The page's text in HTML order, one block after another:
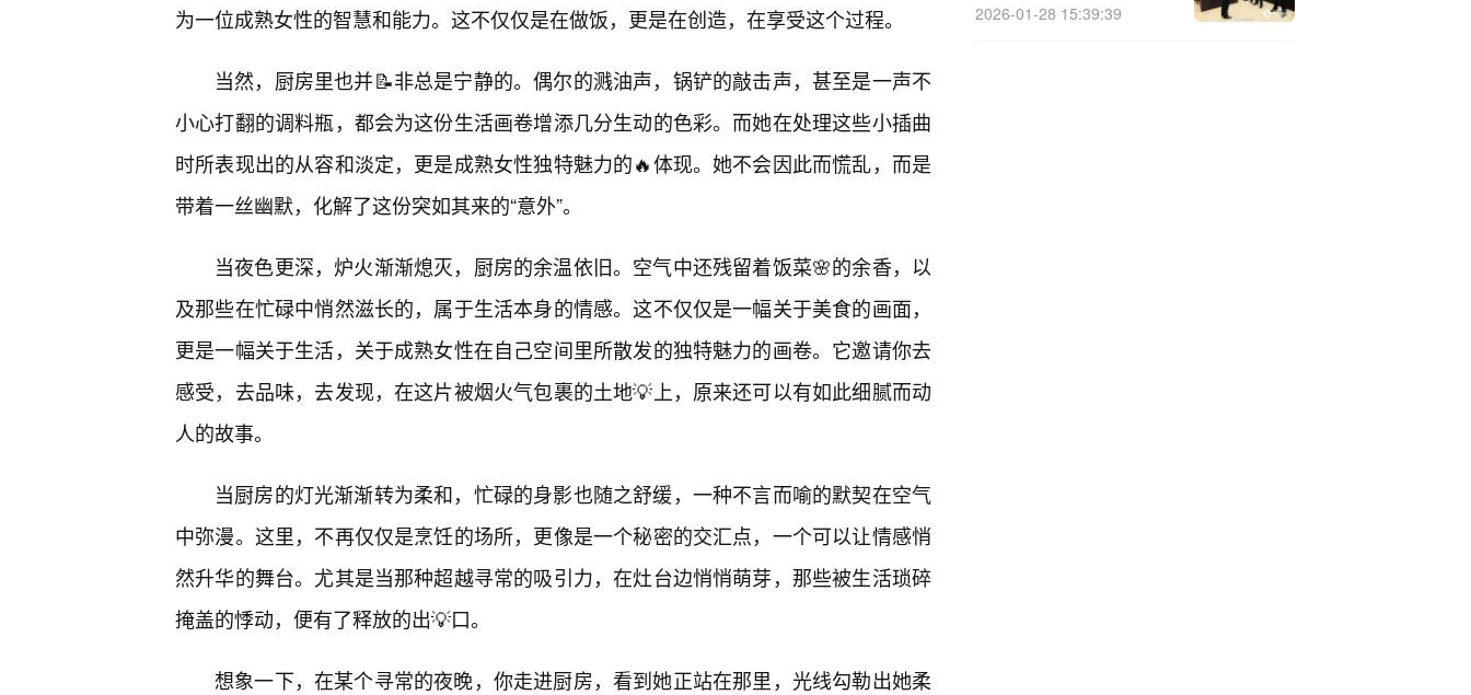
为一位成熟女性的智慧和能力。这不仅仅是在做饭，更是在创造，在享受这个过程。
当然，厨房里也并📝非总是宁静的。偶尔的溅油声，锅铲的敲击声，甚至是一声不
小心打翻的调料瓶，都会为这份生活画卷增添几分生动的色彩。而她在处理这些小插曲
时所表现出的从容和淡定，更是成熟女性独特魅力的🔥体现。她不会因此而慌乱，而是
带着一丝幽默，化解了这份突如其来的“意外”。
当夜色更深，炉火渐渐熄灭，厨房的余温依旧。空气中还残留着饭菜🌸的余香，以
及那些在忙碌中悄然滋长的，属于生活本身的情感。这不仅仅是一幅关于美食的画面，
更是一幅关于生活，关于成熟女性在自己空间里所散发的独特魅力的画卷。它邀请你去
感受，去品味，去发现，在这片被烟火气包裹的土地💡上，原来还可以有如此细腻而动
人的故事。
当厨房的灯光渐渐转为柔和，忙碌的身影也随之舒缓，一种不言而喻的默契在空气
中弥漫。这里，不再仅仅是烹饪的场所，更像是一个秘密的交汇点，一个可以让情感悄
然升华的舞台。尤其是当那种超越寻常的吸引力，在灶台边悄悄萌芽，那些被生活琐碎
掩盖的悸动，便有了释放的出💡口。
想象一下，在某个寻常的夜晚，你走进厨房，看到她正站在那里，光线勾勒出她柔
2026-01-28 15:39:39